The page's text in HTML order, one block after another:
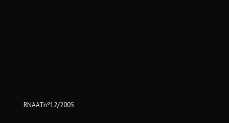
RNAATnº12/2005